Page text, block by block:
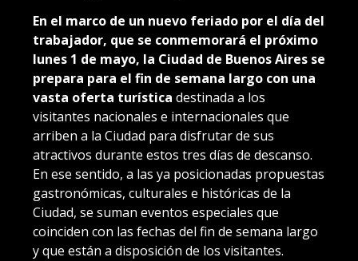
En el marco de un nuevo feriado por el día del
trabajador, que se conmemorará el próximo
lunes 1 de mayo, la Ciudad de Buenos Aires se
prepara para el fin de semana largo con una
vasta oferta turística destinada a los
visitantes nacionales e internacionales que
arriben a la Ciudad para disfrutar de sus
atractivos durante estos tres días de descanso.
En ese sentido, a las ya posicionadas propuestas
gastronómicas, culturales e históricas de la
Ciudad, se suman eventos especiales que
coinciden con las fechas del fin de semana largo
y que están a disposición de los visitantes.